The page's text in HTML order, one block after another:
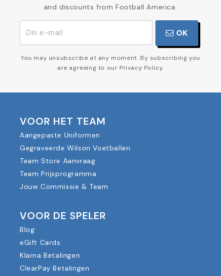
and discounts from Football America.
OK
You may unsubscribe at any moment. By subscribing you
are agreeing to our Privacy Policy.
VOOR HET TEAM
Aangepaste Uniformen
Gegraveerde Wilson Voetballen
Team Store Aanvraag
Team Prijsprogramma
Jouw Commissie & Team
VOOR DE SPELER
Blog
eGift Cards
Klarna Betalingen
ClearPay Betalingen